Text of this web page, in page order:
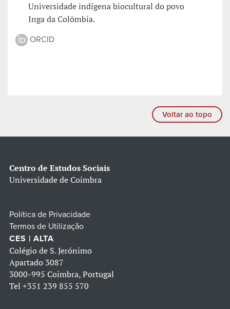
Universidade indígena biocultural do povo
Inga da Colômbia.
ORCID
Voltar ao topo
Centro de Estudos Sociais
Universidade de Coimbra
Política de Privacidade
Termos de Utilização
CES | ALTA
Colégio de S. Jerónimo
Apartado 3087
3000-995 Coimbra, Portugal
Tel +351 239 855 570